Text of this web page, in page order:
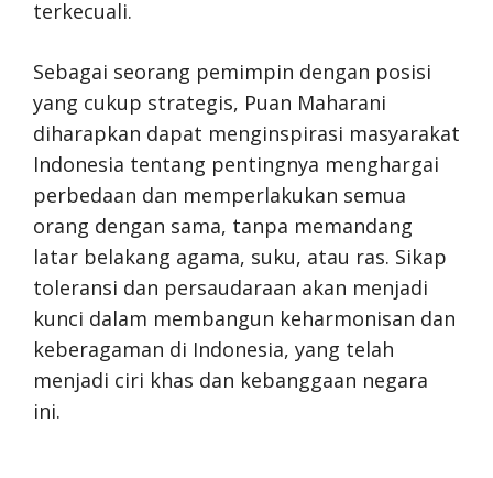
terkecuali.
Sebagai seorang pemimpin dengan posisi
yang cukup strategis, Puan Maharani
diharapkan dapat menginspirasi masyarakat
Indonesia tentang pentingnya menghargai
perbedaan dan memperlakukan semua
orang dengan sama, tanpa memandang
latar belakang agama, suku, atau ras. Sikap
toleransi dan persaudaraan akan menjadi
kunci dalam membangun keharmonisan dan
keberagaman di Indonesia, yang telah
menjadi ciri khas dan kebanggaan negara
ini.